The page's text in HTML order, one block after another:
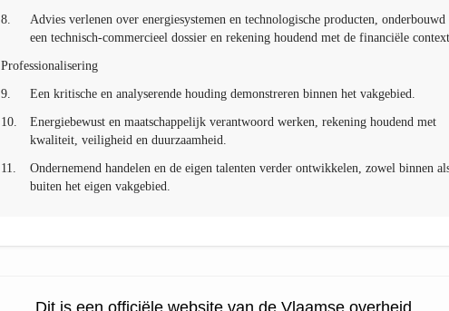
8.
Advies verlenen over energiesystemen en technologische producten, onderbouwd
een technisch-commercieel dossier en rekening houdend met de financiële
Professionalisering
9. Een kritische en analyserende houding demonstreren binnen het vakgebied.
10.
Energiebewust en maatschappelijk verantwoord werken, rekening houdend met
kwaliteit, veiligheid en duurzaamheid.
11.
Ondernemend handelen en de eigen talenten verder ontwikkelen, zowel binnen
buiten het eigen vakgebied.